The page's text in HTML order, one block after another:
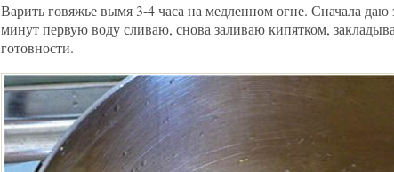
Варить говяжье вымя 3-4 часа на медленном огне. Сначала
минут первую воду сливаю, снова заливаю кипятком,
готовности.